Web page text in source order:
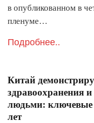
в опубликованном в
пленуме…
Подробнее..
Китай
здравоохранения
людьми: ключевые
лет